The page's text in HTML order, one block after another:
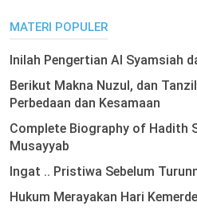
MATERI POPULER
Inilah Pengertian Al Syamsiah
Berikut Makna Nuzul, dan
Perbedaan dan Kesamaan
Complete Biography of Hadith
Musayyab
Ingat .. Pristiwa Sebelum
Hukum Merayakan Hari